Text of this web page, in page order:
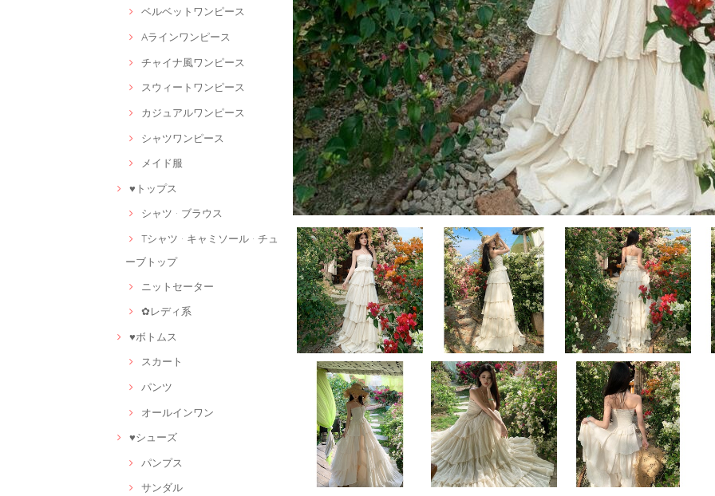
ベルベットワンピース
Aラインワンピース
チャイナ風ワンピース
スウィートワンピース
カジュアルワンピース
シャツワンピース
メイド服
♥トップス
シャツ · ブラウス
Tシャツ · キャミソール · チュ
ーブトップ
ニットセーター
✿レディ系
♥ボトムス
スカート
パンツ
オールインワン
♥シューズ
パンプス
サンダル